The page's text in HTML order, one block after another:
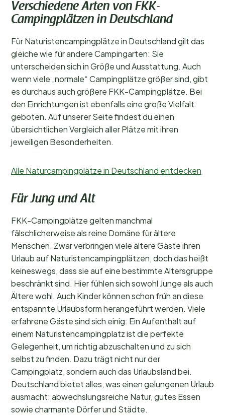
Verschiedene Arten von FKK-
Campingplätzen in Deutschland
Für Naturistencampingplätze in Deutschland gilt das
gleiche wie für andere Campingarten: Sie
unterscheiden sich in Größe und Ausstattung. Auch
wenn viele „normale“ Campingplätze größer sind, gibt
es durchaus auch größere FKK-Campingplätze. Bei
den Einrichtungen ist ebenfalls eine große Vielfalt
geboten. Auf unserer Seite findest du einen
übersichtlichen Vergleich aller Plätze mit ihren
jeweiligen Besonderheiten.
Alle Naturcampingplätze in Deutschland entdecken
Für Jung und Alt
FKK-Campingplätze gelten manchmal
fälschlicherweise als reine Domäne für ältere
Menschen. Zwar verbringen viele ältere Gäste ihren
Urlaub auf Naturistencampingplätzen, doch das heißt
keineswegs, dass sie auf eine bestimmte Altersgruppe
beschränkt sind. Hier fühlen sich sowohl Junge als auch
Ältere wohl. Auch Kinder können schon früh an diese
entspannte Urlaubsform herangeführt werden. Viele
erfahrene Gäste sind sich einig: Ein Aufenthalt auf
einem Naturistencampingplatz ist die perfekte
Gelegenheit, um richtig abzuschalten und zu sich
selbst zu finden. Dazu trägt nicht nur der
Campingplatz, sondern auch das Urlaubsland bei.
Deutschland bietet alles, was einen gelungenen Urlaub
ausmacht: abwechslungsreiche Natur, gutes Essen
sowie charmante Dörfer und Städte.